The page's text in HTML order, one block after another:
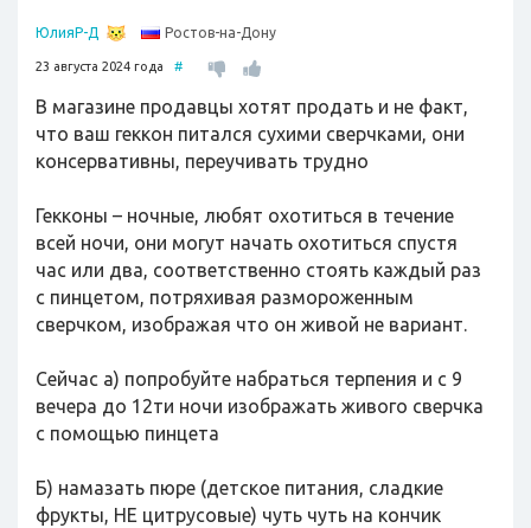
ЮлияР-Д Ростов-на-Дону
23 августа 2024 года #
В магазине продавцы хотят продать и не факт,
что ваш геккон питался сухими сверчками, они
консервативны, переучивать трудно
Гекконы – ночные, любят охотиться в течение
всей ночи, они могут начать охотиться спустя
час или два, соответственно стоять каждый раз
с пинцетом, потряхивая размороженным
сверчком, изображая что он живой не вариант.
Сейчас а) попробуйте набраться терпения и с 9
вечера до 12ти ночи изображать живого сверчка
с помощью пинцета
Б) намазать пюре (детское питания, сладкие
фрукты, НЕ цитрусовые) чуть чуть на кончик